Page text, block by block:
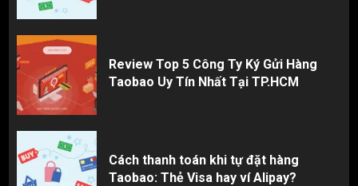
Review Top 5 Công Ty Ký Gửi Hàng
Taobao Uy Tín Nhất Tại TP.HCM
Cách thanh toán khi tự đặt hàng
Taobao: Thẻ Visa hay ví Alipay?